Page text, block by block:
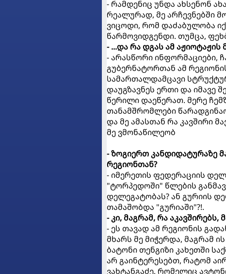
- რამდენიც უნდა ახსენონ
რეალურად, მე არჩევნებში
ვიცოდი, რომ დაძაბულობა
წარმოვიდგენდი. თუმცა,
- ...და რა დგას ამ აჟიოტაჟის
- არასწორი ინფორმაციები,
გუბერნატორთან ამ
სამართალდამცავი
დაუგზავნეს ერთი და იმავე
წერილი დაეწერათ. მერე
თანამშრომლები
და მე ამასთან რა კავშირი
მე ვმონაწილეობ
- ზოგიერთ კანდიდატურაზე
რეგიონთან?
- იმერეთის ფედერაციის
"ტორპედოში" წლების
დელეგატობას? ან გურიის
თამაშობდა "გურიაში"?!.
- კი, მაგრამ, რა
- ეს თავად ამ რეგიონის
მხარს მე მიჭერდა, მაგრამ
ბატონი თენგიზი კახეთში
არ გაინტერესებთ, რატომ
ვახტანგაძე, რომელიც